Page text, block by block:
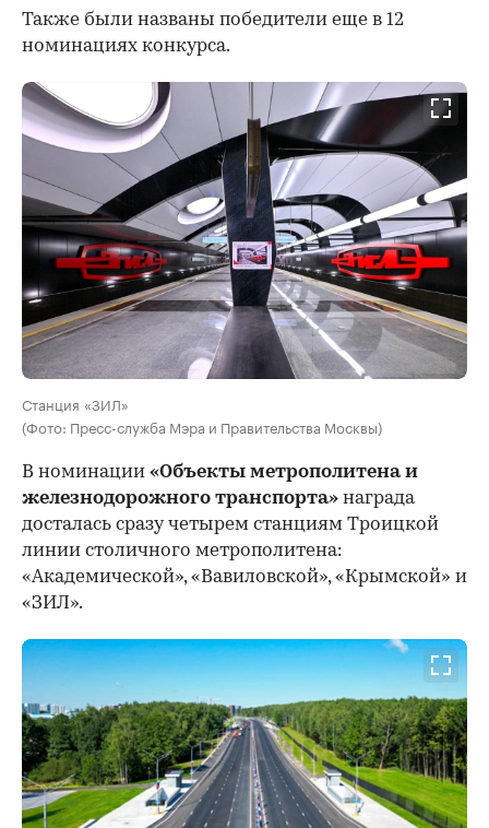
Также были названы победители еще в 12
номинациях конкурса.
Станция «ЗИЛ»
(Фото: Пресс-служба Мэра и Правительства Москвы)
В номинации «Объекты метрополитена и
железнодорожного транспорта» награда
досталась сразу четырем станциям Троицкой
линии столичного метрополитена:
«Академической», «Вавиловской», «Крымской» и
«ЗИЛ».